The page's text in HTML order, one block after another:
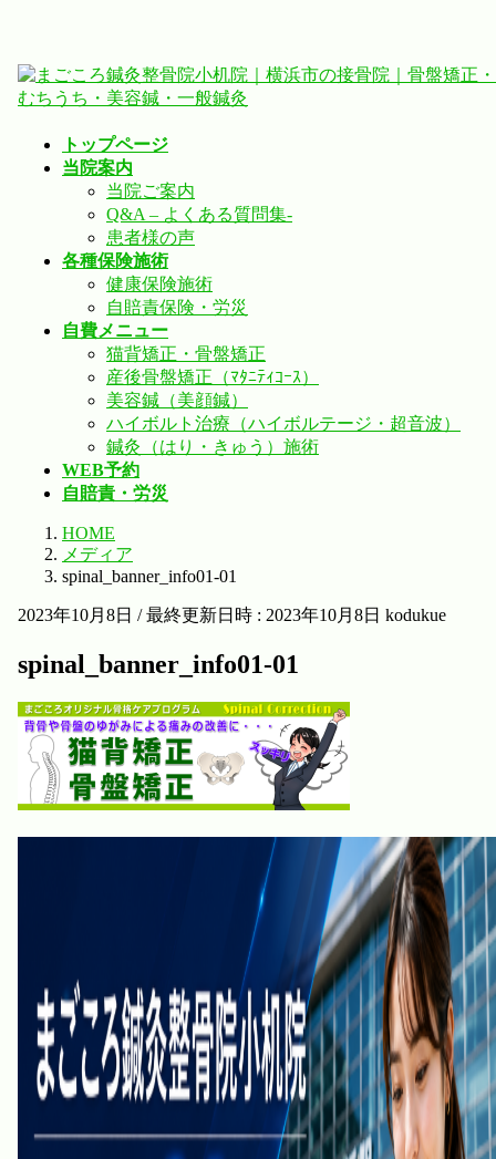
コ
ン
ナ
ビ
トップページ
当院案内
当院ご案内
Q&A – よくある質問集-
患者様の声
各種保険施術
健康保険施術
自賠責保険・労災
自費メニュー
猫背矯正・骨盤矯正
産後骨盤矯正（ﾏﾀﾆﾃｨｺｰｽ）
美容鍼（美顔鍼）
ハイボルト治療（ハイボルテージ・超音波）
鍼灸（はり・きゅう）施術
WEB予約
自賠責・労災
HOME
メディア
spinal_banner_info01-01
2023年10月8日 / 最終更新日時 : 2023年10月8日 kodukue
spinal_banner_info01-01